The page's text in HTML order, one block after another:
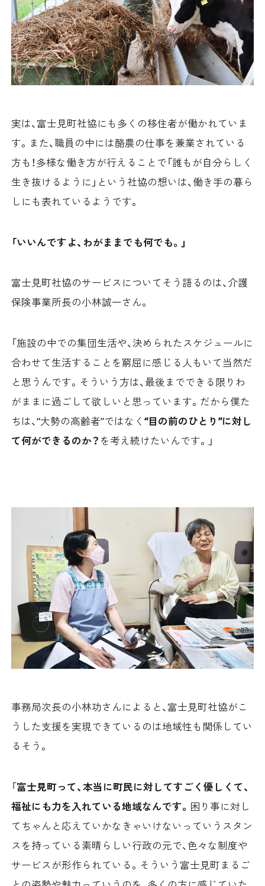
実は、富士見町社協にも多くの移住者が働かれていま
す。また、職員の中には酪農の仕事を兼業されている
方も！多様な働き方が行えることで「誰もが自分らしく
生き抜けるように」という社協の想いは、働き手の暮ら
しにも表れているようです。
「いいんですよ、わがままでも何でも。」
富士見町社協のサービスについてそう語るのは、介護
保険事業所長の小林誠一さん。
「施設の中での集団生活や、決められたスケジュールに
合わせて生活することを窮屈に感じる人もいて当然だ
と思うんです。そういう方は、最後までできる限りわ
がままに過ごして欲しいと思っています。だから僕た
ちは、“大勢の高齢者”ではなく“目の前のひとり”に対し
て何ができるのか？ を考え続けたいんです。」
事務局次長の小林功さんによると、富士見町社協がこ
うした支援を実現できているのは地域性も関係してい
るそう。
「富士見町って、本当に町民に対してすごく優しくて、
福祉にも力を入れている地域なんです。 困り事に対し
てちゃんと応えていかなきゃいけないっていうスタン
スを持っている素晴らしい行政の元で、色々な制度や
サービスが形作られている。そういう富士見町まるご